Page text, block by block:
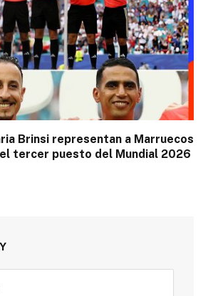
Brinsi representan a Marruecos
tercer puesto del Mundial 2026